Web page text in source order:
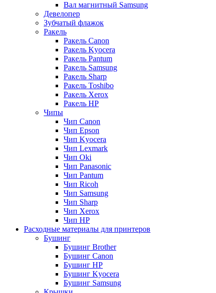
Вал магнитный Samsung
Девелопер
Зубчатый флажок
Ракель
Ракель Canon
Ракель Kyocera
Ракель Pantum
Ракель Samsung
Ракель Sharp
Ракель Toshibo
Ракель Xerox
Ракель НР
Чипы
Чип Canon
Чип Epson
Чип Kyocera
Чип Lexmark
Чип Oki
Чип Panasonic
Чип Pantum
Чип Ricoh
Чип Samsung
Чип Sharp
Чип Xerox
Чип НР
Расходные материалы для принтеров
Бушинг
Бушинг Brother
Бушинг Canon
Бушинг HP
Бушинг Kyocera
Бушинг Samsung